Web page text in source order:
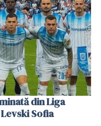
din Liga
Sofia